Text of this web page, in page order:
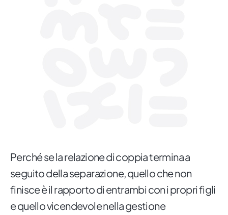
Perché se la relazione di coppia termina a
seguito della separazione, quello che non
finisce è il rapporto di entrambi con i propri figli
e quello vicendevole nella gestione